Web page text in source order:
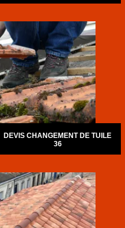
DEVIS CHANGEMENT DE TUILE
36